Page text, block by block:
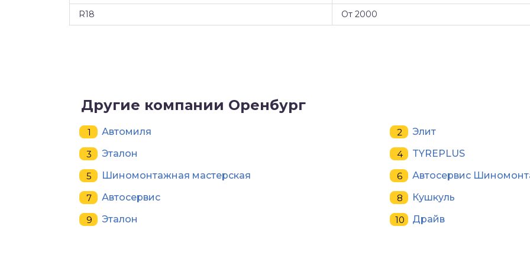
R18 От 2000
Другие компании Оренбург
Автомиля
Элит
Эталон
TYREPLUS
Шиномонтажная мастерская
Автосервис
Автосервис
Кушкуль
Эталон
Драйв